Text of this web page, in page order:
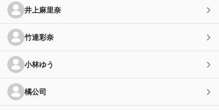
井上麻里奈
竹達彩奈
小林ゆう
橘公司